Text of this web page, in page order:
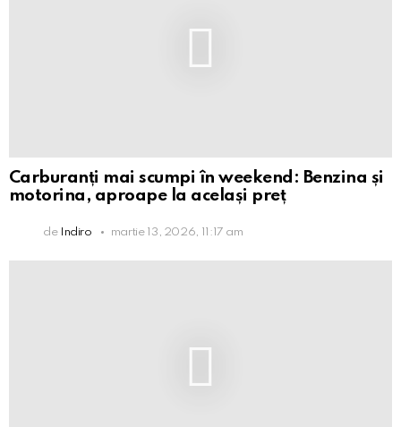
Carburanți mai scumpi în weekend: Benzina și
motorina, aproape la același preț
de Indiro martie 13, 2026, 11:17 am